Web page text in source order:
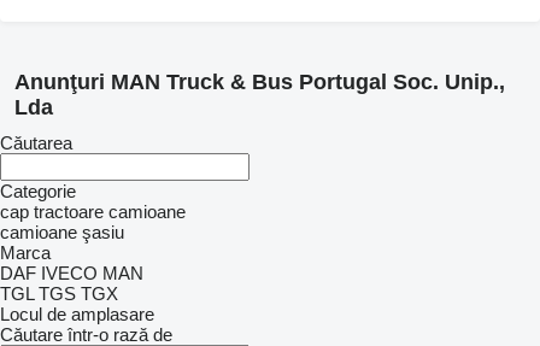
Anunţuri MAN Truck & Bus Portugal Soc. Unip.,
Lda
Căutarea
Categorie
cap tractoare camioane
camioane şasiu
Marca
DAF IVECO MAN
TGL TGS TGX
Locul de amplasare
Căutare într-o rază de